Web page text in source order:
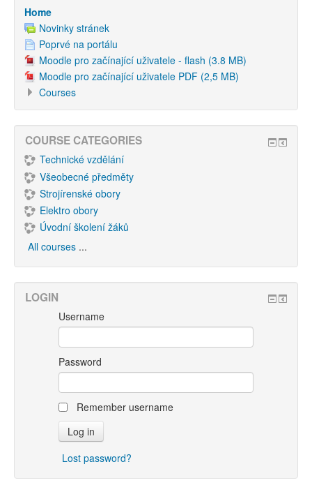
Home
Novinky stránek
Poprvé na portálu
Moodle pro začínající uživatele - flash (3.8 MB)
Moodle pro začínající uživatele PDF (2,5 MB)
Courses
COURSE CATEGORIES
Technické vzdělání
Všeobecné předměty
Strojírenské obory
Elektro obory
Úvodní školení žáků
All courses ...
LOGIN
Username
Password
Remember username
Lost password?